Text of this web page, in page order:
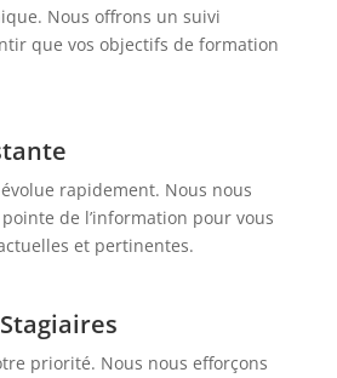
Nous offrons un suivi
que vos objectifs de formation
rapidement. Nous nous
de l’information pour vous
et pertinentes.
priorité. Nous nous efforçons